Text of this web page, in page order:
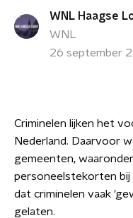
WNL Haagse
WNL
26 september
Criminelen lijken het
Nederland. Daarvoor
gemeenten,
personeelstekorten
dat criminelen vaak
gelaten.